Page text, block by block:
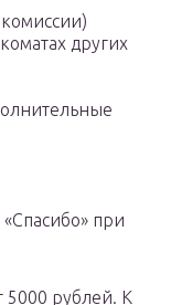
других
при
5000 рублей. К